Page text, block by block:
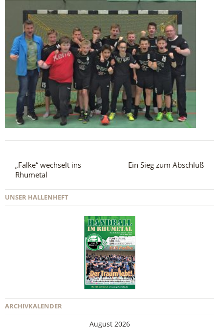
„Falke“ wechselt ins
Rhumetal
Ein Sieg zum Abschluß
UNSER HALLENHEFT
ARCHIVKALENDER
August 2026